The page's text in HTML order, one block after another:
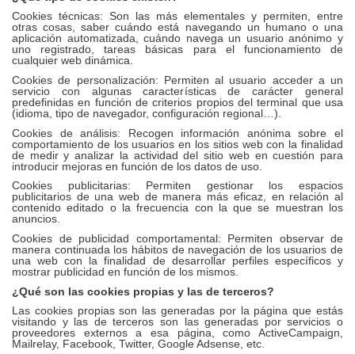
Cookies técnicas: Son las más elementales y permiten, entre
otras cosas, saber cuándo está navegando un humano o una
aplicación automatizada, cuándo navega un usuario anónimo y
uno registrado, tareas básicas para el funcionamiento de
cualquier web dinámica.
Cookies de personalización: Permiten al usuario acceder a un
servicio con algunas características de carácter general
predefinidas en función de criterios propios del terminal que usa
(idioma, tipo de navegador, configuración regional …).
Cookies de análisis: Recogen información anónima sobre el
comportamiento de los usuarios en los sitios web con la finalidad
de medir y analizar la actividad del sitio web en cuestión para
introducir mejoras en función de los datos de uso.
Cookies publicitarias:
Permiten gestionar los espacios
publicitarios de una web de manera más eficaz, en relación al
contenido editado o la frecuencia con la que se muestran los
anuncios.
Cookies de publicidad comportamental:
Permiten observar de
manera continuada los hábitos de navegación de los usuarios de
una web con la finalidad de desarrollar perfiles específicos y
mostrar publicidad en función de los mismos.
¿Qué son las cookies propias y las de terceros?
Las cookies propias son las generadas por la página que estás
visitando y las de terceros son las generadas por servicios o
proveedores externos a esa página, como ActiveCampaign,
Mailrelay, Facebook, Twitter, Google Adsense, etc.